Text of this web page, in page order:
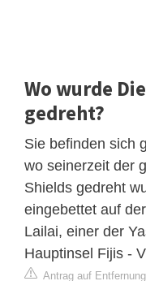
Wo wurde
gedreht?
Sie befinden sich
wo seinerzeit der
Shields gedreht
eingebettet auf
Lailai, einer der
Hauptinsel Fijis -
Antrag auf